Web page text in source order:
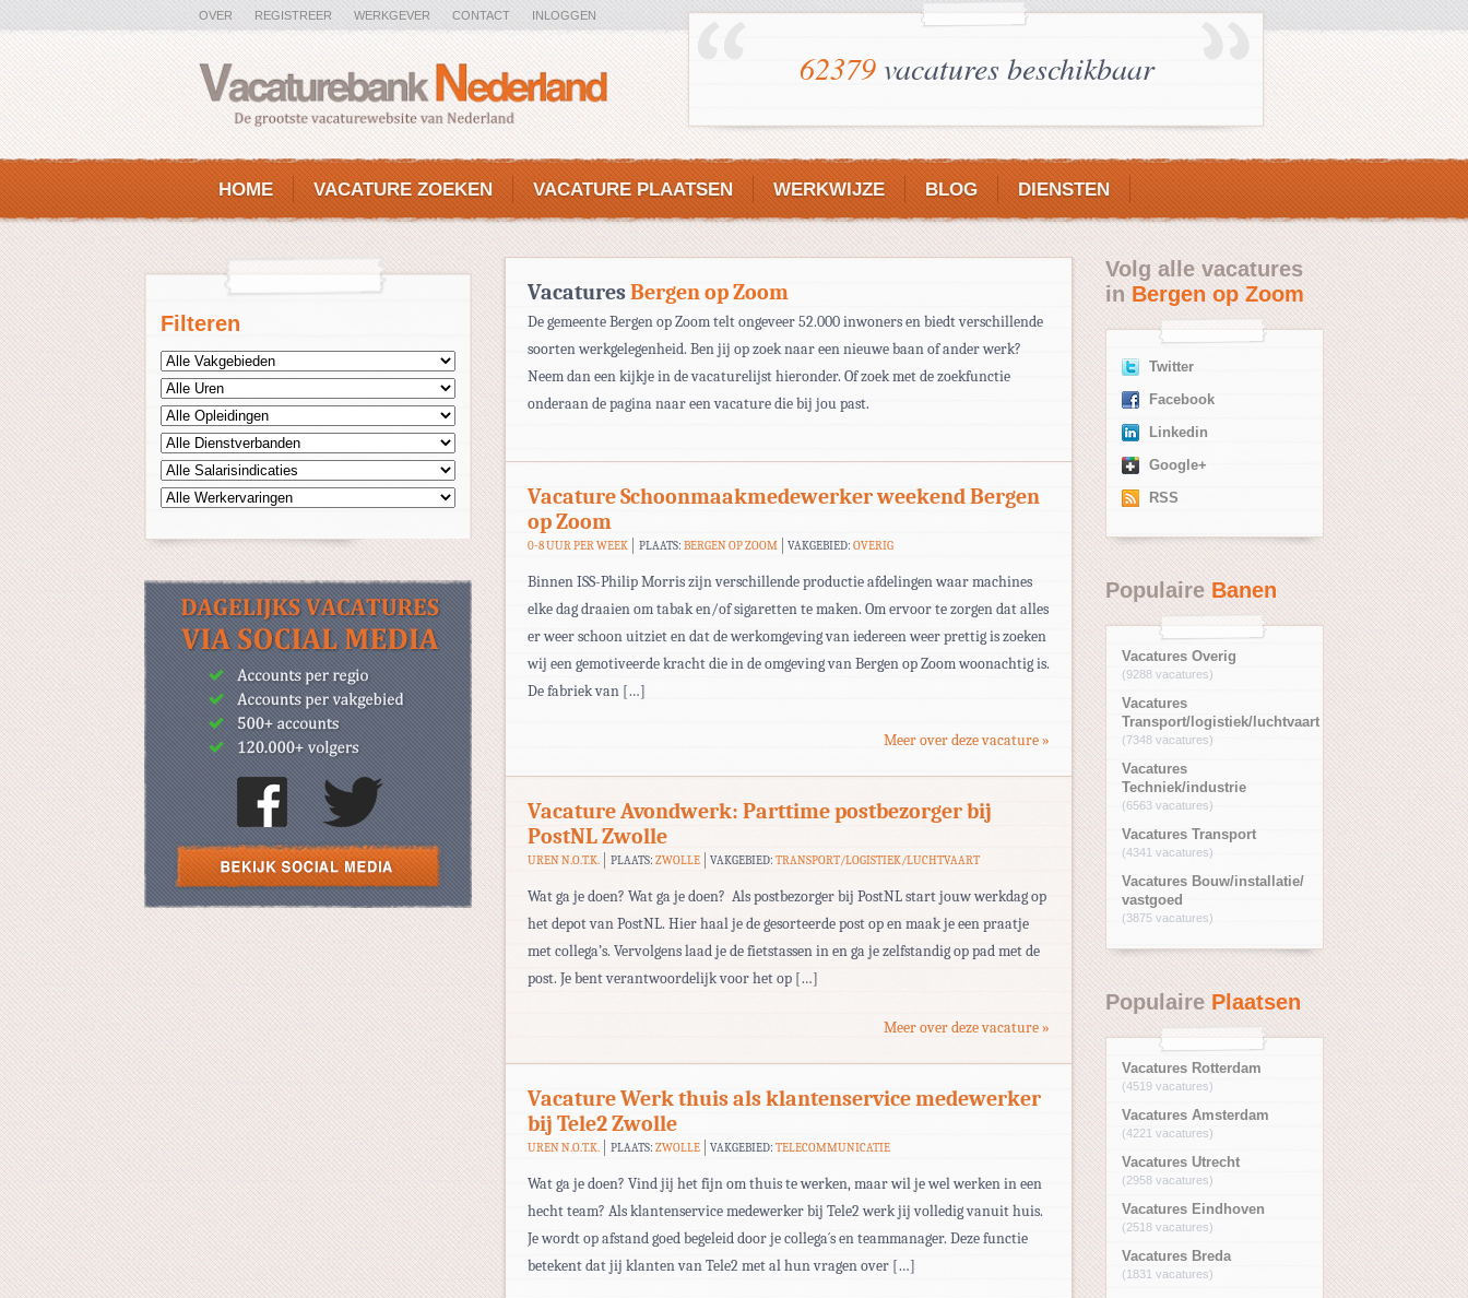
OVER REGISTREER WERKGEVER CONTACT INLOGGEN
62379vacatures beschikbaar
HOME VACATURE ZOEKEN VACATURE PLAATSEN WERKWIJZE BLOG DIENSTEN
Filteren
VacaturesBergen op Zoom
De gemeente Bergen op Zoom telt ongeveer 52.000 inwoners en biedt verschillende
soorten werkgelegenheid. Ben jij op zoek naar een nieuwe baan of ander werk?
Neem dan een kijkje in de vacaturelijst hieronder. Of zoek met de zoekfunctie
onderaan de pagina naar een vacature die bij jou past.
Vacature Schoonmaakmedewerker weekend Bergen
op Zoom
0-8 UUR PER WEEK PLAATS: BERGEN OP ZOOM VAKGEBIED:OVERIG
Binnen ISS-Philip Morris zijn verschillende productie afdelingen waar machines
elke dag draaien om tabak en/of sigaretten te maken. Om ervoor te zorgen dat alles
er weer schoon uitziet en dat de werkomgeving van iedereen weer prettig is zoeken
wij een gemotiveerde kracht die in de omgeving van Bergen op Zoom woonachtig is.
De fabriek van […]
Meer over deze vacature »
Vacature Avondwerk: Parttime postbezorger bij
PostNL Zwolle
UREN N.O.T.K. PLAATS: ZWOLLE VAKGEBIED:TRANSPORT/LOGISTIEK/LUCHTVAART
Wat ga je doen? Wat ga je doen? Als postbezorger bij PostNL start jouw werkdag op
het depot van PostNL. Hier haal je de gesorteerde post op en maak je een praatje
met collega’s. Vervolgens laad je de fietstassen in en ga je zelfstandig op pad met de
post. Je bent verantwoordelijk voor het op […]
Meer over deze vacature »
Vacature Werk thuis als klantenservice medewerker
bij Tele2 Zwolle
UREN N.O.T.K. PLAATS: ZWOLLE VAKGEBIED:TELECOMMUNICATIE
Wat ga je doen? Vind jij het fijn om thuis te werken, maar wil je wel werken in een
hecht team? Als klantenservice medewerker bij Tele2 werk jij volledig vanuit huis.
Je wordt op afstand goed begeleid door je collega´s en teammanager. Deze functie
betekent dat jij klanten van Tele2 met al hun vragen over […]
Volg alle vacatures
inBergen op Zoom
Twitter
Facebook
Linkedin
Google+
RSS
PopulaireBanen
Vacatures Overig
(9288 vacatures)
Vacatures
Transport/logistiek/luchtvaart
(7348 vacatures)
Vacatures
Techniek/industrie
(6563 vacatures)
Vacatures Transport
(4341 vacatures)
Vacatures Bouw/installatie/
vastgoed
(3875 vacatures)
Populaire Plaatsen
Vacatures Rotterdam
(4519 vacatures)
Vacatures Amsterdam
(4221 vacatures)
Vacatures Utrecht
(2958 vacatures)
Vacatures Eindhoven
(2518 vacatures)
Vacatures Breda
(1831 vacatures)